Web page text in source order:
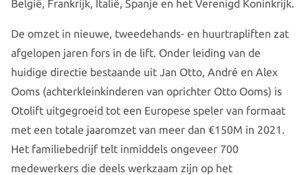
België, Frankrijk, Italië, Spanje en het Verenigd Koninkrijk.
De omzet in nieuwe, tweedehands- en huurtrapliften zat
afgelopen jaren fors in de lift. Onder leiding van de
huidige directie bestaande uit Jan Otto, André en Alex
Ooms (achterkleinkinderen van oprichter Otto Ooms) is
Otolift uitgegroeid tot een Europese speler van formaat
met een totale jaaromzet van meer dan €150M in 2021.
Het familiebedrijf telt inmiddels ongeveer 700
medewerkers die deels werkzaam zijn op het